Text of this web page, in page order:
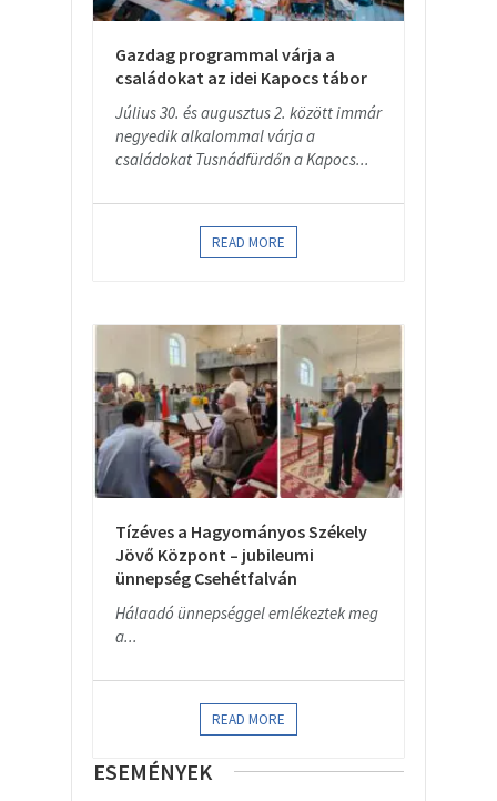
Gazdag programmal várja a
családokat az idei Kapocs tábor
Július 30. és augusztus 2. között immár
negyedik alkalommal várja a
családokat Tusnádfürdőn a Kapocs...
READ MORE
Tízéves a Hagyományos Székely
Jövő Központ – jubileumi
ünnepség Csehétfalván
Hálaadó ünnepséggel emlékeztek meg
a...
READ MORE
ESEMÉNYEK